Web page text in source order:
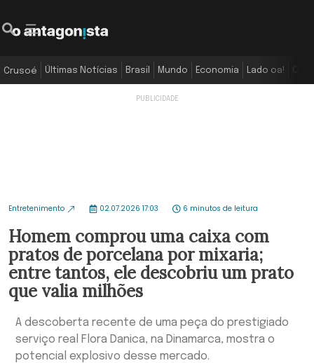
Crusoé Últimas Notícias Brasil Mundo Economia Lado oa!
Entretenimento 02.07.2026 17:03 6 minutos de leitura
Homem comprou uma caixa com
pratos de porcelana por mixaria;
entre tantos, ele descobriu um prato
que valia milhões
A descoberta recente de uma peça do prestigiado
serviço real Flora Danica, na Dinamarca, mostra o
potencial explosivo desse mercado.